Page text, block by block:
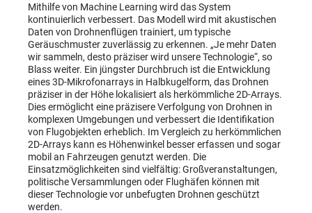
Mithilfe von Machine Learning wird das System
kontinuierlich verbessert. Das Modell wird mit akustischen
Daten von Drohnenflügen trainiert, um typische
Geräuschmuster zuverlässig zu erkennen. „Je mehr Daten
wir sammeln, desto präziser wird unsere Technologie“, so
Blass weiter. Ein jüngster Durchbruch ist die Entwicklung
eines 3D-Mikrofonarrays in Halbkugelform, das Drohnen
präziser in der Höhe lokalisiert als herkömmliche 2D-Arrays.
Dies ermöglicht eine präzisere Verfolgung von Drohnen in
komplexen Umgebungen und verbessert die Identifikation
von Flugobjekten erheblich. Im Vergleich zu herkömmlichen
2D-Arrays kann es Höhenwinkel besser erfassen und sogar
mobil an Fahrzeugen genutzt werden. Die
Einsatzmöglichkeiten sind vielfältig: Großveranstaltungen,
politische Versammlungen oder Flughäfen können mit
dieser Technologie vor unbefugten Drohnen geschützt
werden.